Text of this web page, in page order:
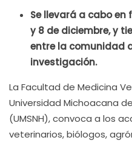
Se llevará a cabo
y 8 de diciembre, y
entre la comunidad
investigación.
La Facultad de Medicina
Universidad Michoacana
(UMSNH), convoca a los
veterinarios, biólogos,